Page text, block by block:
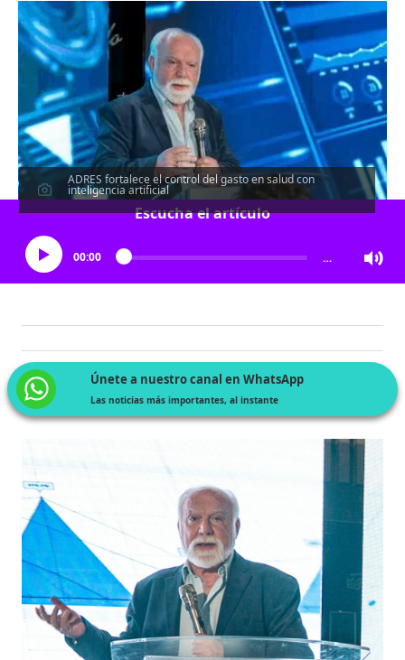
ADRES fortalece el control del gasto en salud con
inteligencia artificial
Escucha el artículo
00:00 …
Únete a nuestro canal en WhatsApp
Las noticias más importantes, al instante